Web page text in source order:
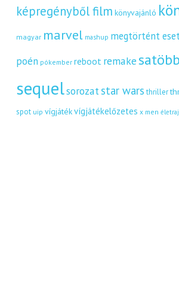
képregényből film könyvajánló
magyar marvel mashup megtörtént
poén pókember reboot remake
sequelsorozatstar wars thriller
spot uip vígjátékvígjátékelőzetes x men